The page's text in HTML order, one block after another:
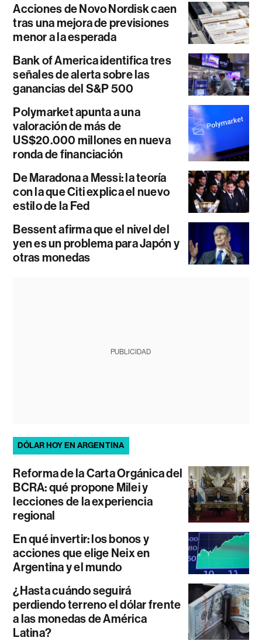
Acciones de Novo Nordisk caen
tras una mejora de previsiones
menor a la esperada
Bank of America identifica tres
señales de alerta sobre las
ganancias del S&P 500
Polymarket apunta a una
valoración de más de
US$20.000 millones en nueva
ronda de financiación
De Maradona a Messi: la teoría
con la que Citi explica el nuevo
estilo de la Fed
Bessent afirma que el nivel del
yen es un problema para Japón y
otras monedas
PUBLICIDAD
DÓLAR HOY EN ARGENTINA
Reforma de la Carta Orgánica del
BCRA: qué propone Milei y
lecciones de la experiencia
regional
En qué invertir: los bonos y
acciones que elige Neix en
Argentina y el mundo
¿Hasta cuándo seguirá
perdiendo terreno el dólar frente
a las monedas de América
Latina?